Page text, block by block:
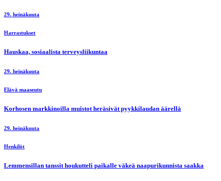
29. heinäkuuta
Harrastukset
Hauskaa, sosiaalista terveysliikuntaa
29. heinäkuuta
Elävä maaseutu
Korhosen markkinoilla muistot heräsivät pyykkilaudan äärellä
29. heinäkuuta
Henkilöt
Lemmensillan tanssit houkutteli paikalle väkeä naapurikunnista saakka